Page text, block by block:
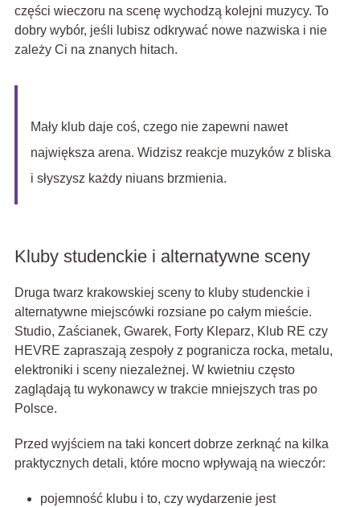
części wieczoru na scenę wychodzą kolejni muzycy. To
dobry wybór, jeśli lubisz odkrywać nowe nazwiska i nie
zależy Ci na znanych hitach.
Mały klub daje coś, czego nie zapewni nawet
największa arena. Widzisz reakcje muzyków z bliska
i słyszysz każdy niuans brzmienia.
Kluby studenckie i alternatywne sceny
Druga twarz krakowskiej sceny to kluby studenckie i
alternatywne miejscówki rozsiane po całym mieście.
Studio, Zaścianek, Gwarek, Forty Kleparz, Klub RE czy
HEVRE zapraszają zespoły z pogranicza rocka, metalu,
elektroniki i sceny niezależnej. W kwietniu często
zaglądają tu wykonawcy w trakcie mniejszych tras po
Polsce.
Przed wyjściem na taki koncert dobrze zerknąć na kilka
praktycznych detali, które mocno wpływają na wieczór:
pojemność klubu i to, czy wydarzenie jest